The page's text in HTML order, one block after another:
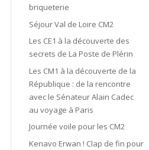
briqueterie
Séjour Val de Loire CM2
Les CE1 à la découverte des
secrets de La Poste de Plérin
Les CM1 à la découverte de la
République : de la rencontre
avec le Sénateur Alain Cadec
au voyage à Paris
Journée voile pour les CM2
Kenavo Erwan ! Clap de fin pour